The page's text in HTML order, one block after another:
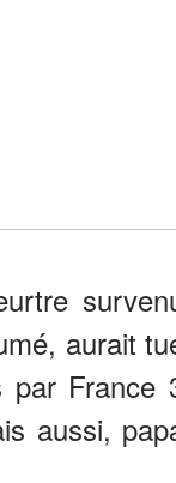
aurait
par France
aussi,